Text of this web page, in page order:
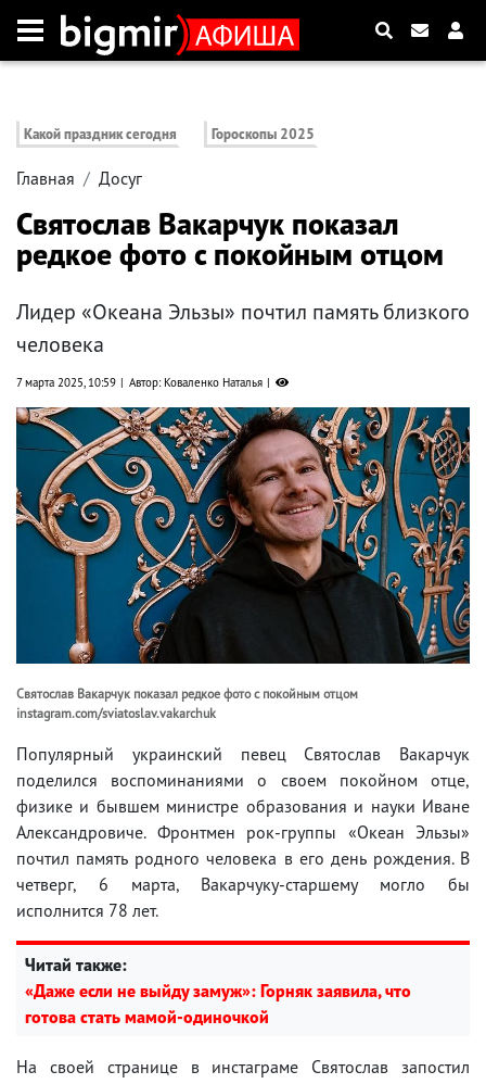
Какой праздник сегодня Гороскопы 2025
Главная Досуг
Святослав Вакарчук показал
редкое фото с покойным отцом
Лидер «Океана Эльзы» почтил память близкого
человека
7 марта 2025, 10:59 Автор: Коваленко Наталья
Святослав Вакарчук показал редкое фото с покойным отцом
instagram.com/sviatoslav.vakarchuk
Популярный украинский певец Святослав Вакарчук
поделился воспоминаниями о своем покойном отце,
физике и бывшем министре образования и науки Иване
Александровиче. Фронтмен рок-группы «Океан Эльзы»
почтил память родного человека в его день рождения. В
четверг, 6 марта, Вакарчуку-старшему могло бы
исполнится 78 лет.
Читай также:
«Даже если не выйду замуж»: Горняк заявила, что
готова стать мамой-одиночкой
На своей странице в инстаграме Святослав запостил